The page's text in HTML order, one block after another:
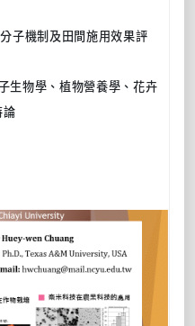
子機制及田間施用效果評
生物學、植物營養學、花卉
論